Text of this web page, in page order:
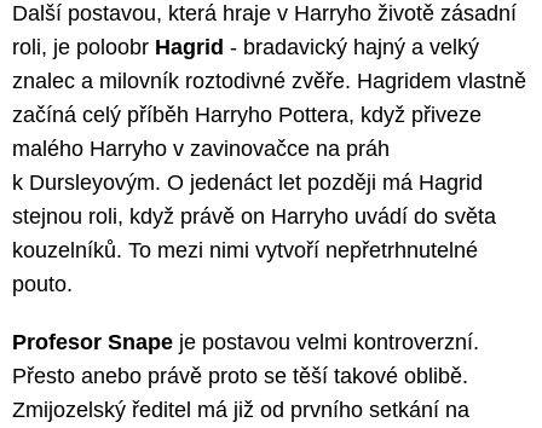
Další postavou, která hraje v Harryho životě zásadní
roli, je poloobr Hagrid - bradavický hajný a velký
znalec a milovník roztodivné zvěře. Hagridem vlastně
začíná celý příběh Harryho Pottera, když přiveze
malého Harryho v zavinovačce na práh
k Dursleyovým. O jedenáct let později má Hagrid
stejnou roli, když právě on Harryho uvádí do světa
kouzelníků. To mezi nimi vytvoří nepřetrhnutelné
pouto.
Profesor Snape je postavou velmi kontroverzní.
Přesto anebo právě proto se těší takové oblibě.
Zmijozelský ředitel má již od prvního setkání na